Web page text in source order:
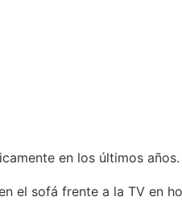
en los últimos años.
el sofá frente a la TV en